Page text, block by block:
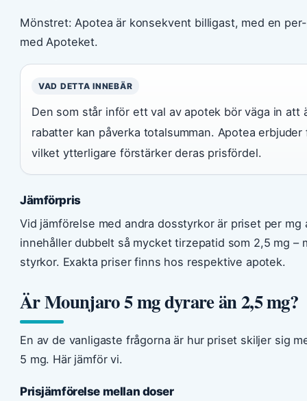
Mönstret: Apotea är konsekvent billigast, med en
med Apoteket.
VAD DETTA INNEBÄR
Den som står inför ett val av apotek bör väga in
rabatter kan påverka totalsumman. Apotea
vilket ytterligare förstärker deras prisfördel.
Jämförpris
Vid jämförelse med andra dosstyrkor är priset per
innehåller dubbelt så mycket tirzepatid som 2,5 mg –
styrkor. Exakta priser finns hos respektive apotek.
Är Mounjaro 5 mg dyrare än 2,5 mg?
En av de vanligaste frågorna är hur priset skiljer sig
5 mg. Här jämför vi.
Prisjämförelse mellan doser